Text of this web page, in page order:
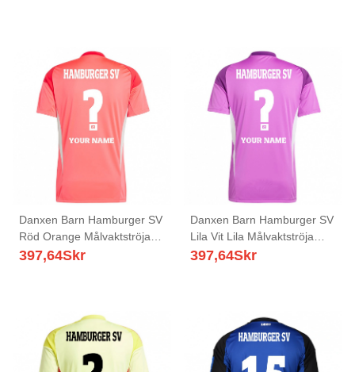
Danxen Barn Hamburger SV
Röd Orange Målvaktströja
2025/26 T-tröja
397,64Skr
Danxen Barn Hamburger SV
Lila Vit Lila Målvaktströja
2025/26 T-tröja
397,64Skr